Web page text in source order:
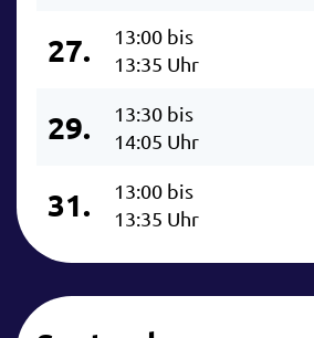
27.
13:00 bis
13:35 Uhr
29.
13:30 bis
14:05 Uhr
31.
13:00 bis
13:35 Uhr